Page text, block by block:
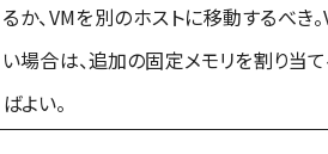
るか、VMを別のホストに移動するべ
い場合は、追加の固定メモリを割り当
ばよい。